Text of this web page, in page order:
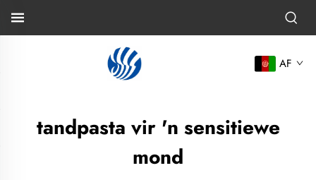
AF
tandpasta vir 'n sensitiewe
mond